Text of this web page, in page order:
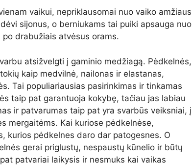
vaikui, nepriklausomai nuo vaiko amžiaus
sijonus, o berniukams tai puiki apsauga nuo
drabužiais atvėsus orams.
atsižvelgti į gaminio medžiagą. Pėdkelnės,
kaip medvilnė, nailonas ir elastanas,
Tai populiariausias pasirinkimas ir tinkamas
taip pat garantuoja kokybę, tačiau jas labiau
ir patvarumas taip pat yra svarbūs veiksniai, į
mergaitėms. Kai kuriose pėdkelnėse,
kurios pėdkelnes daro dar patogesnes. O
gerai priglustų, nespaustų kūnelio ir būtų
patvariai laikysis ir nesmuks kai vaikas